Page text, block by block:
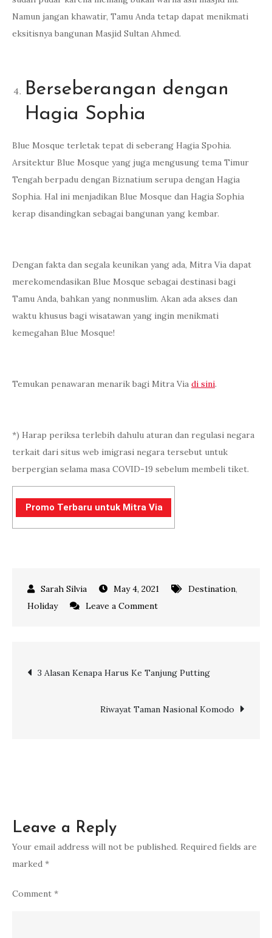
Namun jangan khawatir, Tamu Anda tetap dapat menikmati
eksitisnya bangunan Masjid Sultan Ahmed.
Berseberangan dengan
Hagia Sophia
Blue Mosque terletak tepat di seberang Hagia Spohia.
Arsitektur Blue Mosque yang juga mengusung tema Timur
Tengah berpadu dengan Biznatium serupa dengan Hagia
Sophia. Hal ini menjadikan Blue Mosque dan Hagia Sophia
kerap disandingkan sebagai bangunan yang kembar.
Dengan fakta dan segala keunikan yang ada, Mitra Via dapat
merekomendasikan Blue Mosque sebagai destinasi bagi
Tamu Anda, bahkan yang nonmuslim. Akan ada akses dan
waktu khusus bagi wisatawan yang ingin menikmati
kemegahan Blue Mosque!
Temukan penawaran menarik bagi Mitra Via di sini.
*) Harap periksa terlebih dahulu aturan dan regulasi negara
terkait dari situs web imigrasi negara tersebut untuk
berpergian selama masa COVID-19 sebelum membeli tiket.
Promo Terbaru untuk Mitra Via
May 4, 2021 Destination,
Holiday
Leave a Commenton
Tentang
Mosque,
Post
navigation
3 Alasan Kenapa Harus Ke Tanjung Putting
Riwayat Taman Nasional Komodo
Leave a Reply
Your email address will not be published. Required fields are
marked *
Comment *